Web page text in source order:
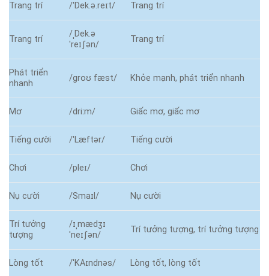
Trang trí /ˈDek.ə.reɪt/ Trang trí
Trang trí
/ˌDek.ə
ˈreɪʃən/
Trang trí
Phát triển
nhanh
/ɡroʊ fæst/ Khỏe mạnh, phát triển nhanh
Mơ /driːm/ Giấc mơ, giấc mơ
Tiếng cười /ˈLæftər/ Tiếng cười
Chơi /pleɪ/ Chơi
Nụ cười /Smaɪl/ Nụ cười
Trí tưởng
tượng
/ɪˌmædʒɪ
ˈneɪʃən/
Trí tưởng tượng, trí tưởng tượng
Lòng tốt /ˈKAɪndnəs/ Lòng tốt, lòng tốt